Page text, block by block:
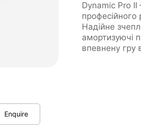
Dynamic Pro
професійного
Надійне
амортизуючі
впевнену гру
Enquire